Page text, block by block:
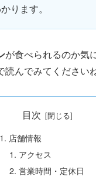
ります。
が食べられるのか気
読んでみてください
目次
店舗情報
アクセス
営業時間・定休日